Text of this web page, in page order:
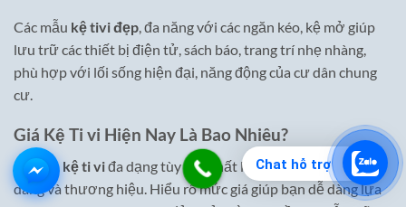
Chat hỗ trợ
Các mẫu kệ tivi đẹp , đa năng với các ngăn kéo, kệ mở giúp
lưu trữ các thiết bị điện tử, sách báo, trang trí nhẹ nhàng,
phù hợp với lối sống hiện đại, năng động của cư dân chung
cư.
Giá Kệ Ti vi Hiện Nay Là Bao Nhiêu?
Giá của kệ ti viđa dạng tùy vào chất liệu, kích thước, kiểu
dáng và thương hiệu. Hiểu rõ mức giá giúp bạn dễ dàng lựa